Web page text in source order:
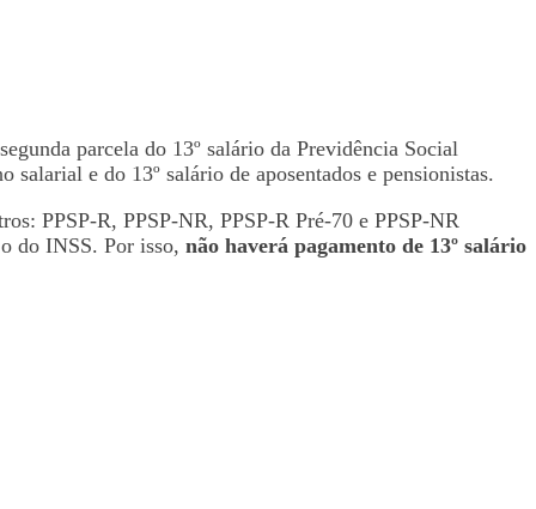
parcela do 13º salário da Previdência Social
e do 13º salário de aposentados e pensionistas.
PPSP-R, PPSP-NR, PPSP-R Pré-70 e PPSP-NR
do INSS. Por isso, não haverá pagamento de 13º salário